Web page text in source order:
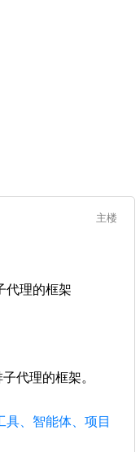
主楼
理的框架
代理的框架。
、智能体、项目